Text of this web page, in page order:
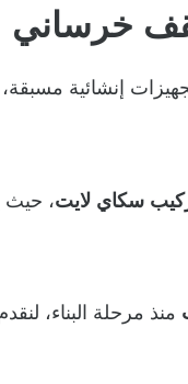
خرساني
إنشائية مسبقة،
سكاي لايت، حيث
منذ مرحلة البناء،